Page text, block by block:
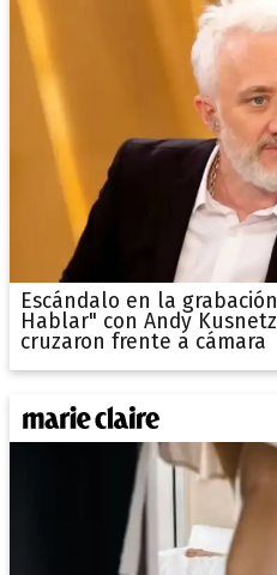
Escándalo en la
Hablar" con Andy
cruzaron frente a cámara